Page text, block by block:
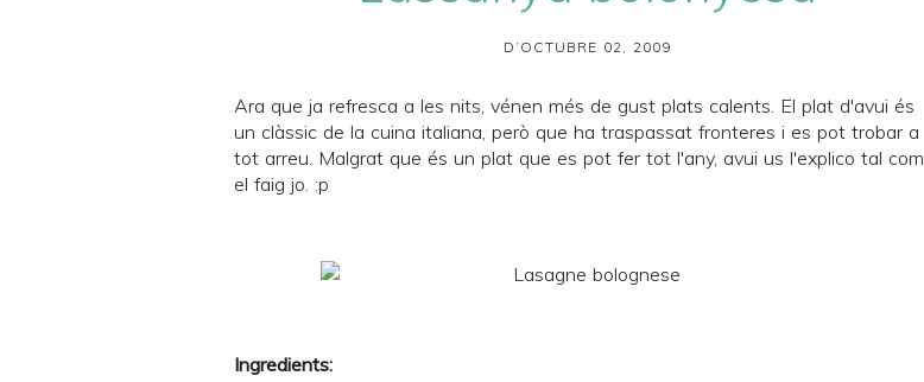
D’OCTUBRE 02, 2009
Ara que ja refresca a les nits, vénen més de gust plats calents. El plat d'avui és
un clàssic de la cuina italiana, però que ha traspassat fronteres i es pot trobar a
tot arreu. Malgrat que és un plat que es pot fer tot l'any, avui us l'explico tal com
el faig jo. :p
Ingredients: